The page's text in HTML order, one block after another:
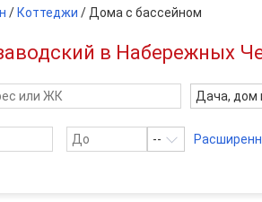
/ Коттеджи / Дома с бассейном
в Набережных
Дача, дом
--